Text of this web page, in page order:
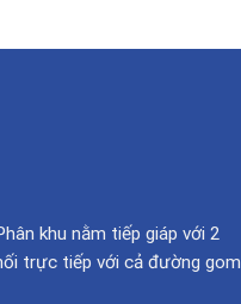
khu nằm tiếp giáp với 2
trực tiếp với cả đường gom